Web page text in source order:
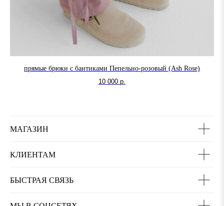
прямые брюки с бантиками Пепельно-розовый (Ash Rose)
10 000 р.
МАГАЗИН
КЛИЕНТАМ
БЫСТРАЯ СВЯЗЬ